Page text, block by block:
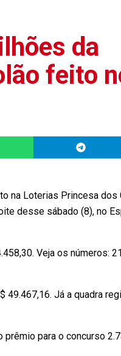
da
feito
na Loterias Princesa dos
desse sábado (8), no
Veja os números:
49.467,16. Já a quadra
para o concurso